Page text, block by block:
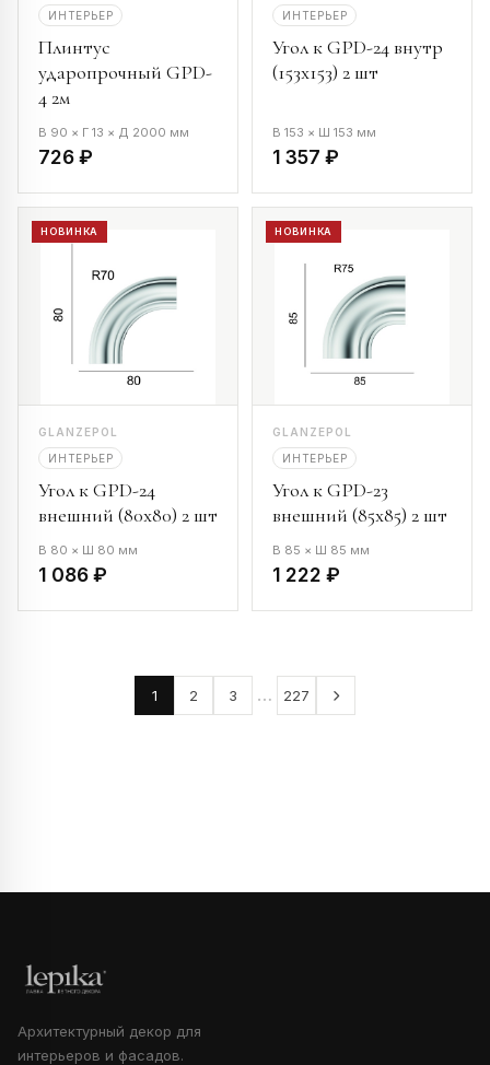
ИНТЕРЬЕР
Плинтус
ударопрочный GPD-
4 2м
В 90 × Г 13 × Д 2000 мм
726 ₽
ИНТЕРЬЕР
Угол к GPD-24 внутр
(153х153) 2 шт
В 153 × Ш 153 мм
1 357 ₽
НОВИНКА
GLANZEPOL
ИНТЕРЬЕР
Угол к GPD-24
внешний (80х80) 2 шт
В 80 × Ш 80 мм
1 086 ₽
НОВИНКА
GLANZEPOL
ИНТЕРЬЕР
Угол к GPD-23
внешний (85х85) 2 шт
В 85 × Ш 85 мм
1 222 ₽
1 2 3 … 227
Архитектурный декор для
интерьеров и фасадов.